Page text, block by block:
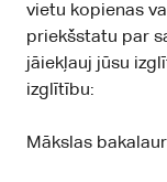
vietu kopienas
priekšstatu par
jāiekļauj jūsu
izglītību:
Mākslas